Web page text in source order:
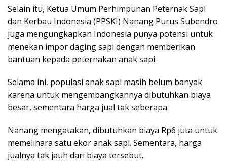
Selain itu, Ketua Umum Perhimpunan Peternak Sapi
dan Kerbau Indonesia (PPSKI) Nanang Purus Subendro
juga mengungkapkan Indonesia punya potensi untuk
menekan impor daging sapi dengan memberikan
bantuan kepada peternakan anak sapi.
Selama ini, populasi anak sapi masih belum banyak
karena untuk mengembangkannya dibutuhkan biaya
besar, sementara harga jual tak seberapa.
Nanang mengatakan, dibutuhkan biaya Rp6 juta untuk
memelihara satu ekor anak sapi. Sementara, harga
jualnya tak jauh dari biaya tersebut.